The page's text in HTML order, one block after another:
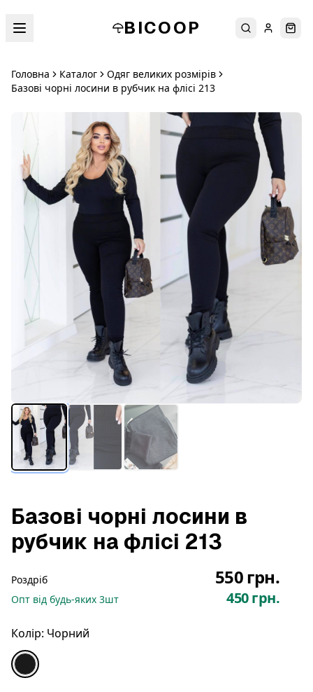
BICOOP ПошукУвійти
Головна Каталог
Одяг великих розмірів
Базові чорні лосини в рубчик на флісі 213
Базові чорні лосини в
рубчик на флісі 213
Роздріб 550 грн.
Опт від будь-яких 3шт 450 грн.
Колір: Чорний